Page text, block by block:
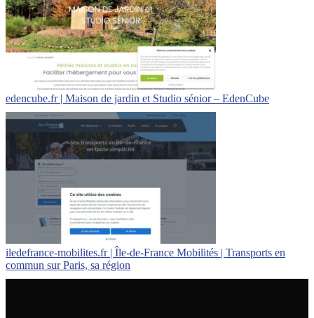
edencube.fr | Maison de jardin et Studio sénior – EdenCube
iledefrance-mobilites.fr | Île-de-France Mobilités | Transports en
commun sur Paris, sa région